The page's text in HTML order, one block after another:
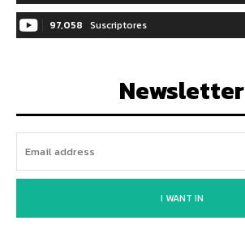
97,058 Suscriptores
Newsletter
I WANT IN